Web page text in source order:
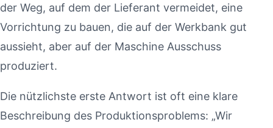
der Weg, auf dem der Lieferant vermeidet, eine
Vorrichtung zu bauen, die auf der Werkbank gut
aussieht, aber auf der Maschine Ausschuss
produziert.
Die nützlichste erste Antwort ist oft eine klare
Beschreibung des Produktionsproblems: „Wir